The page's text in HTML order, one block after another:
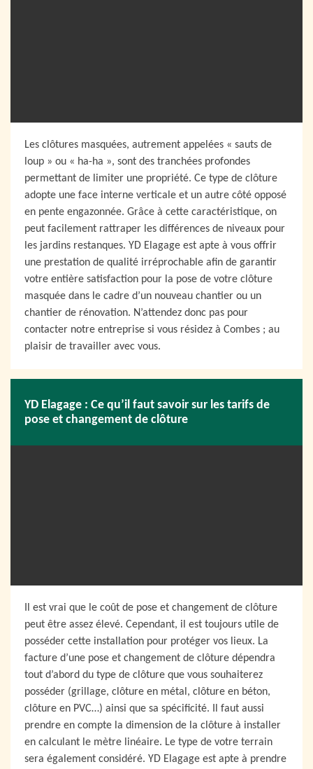
Les clôtures masquées, autrement appelées « sauts de
loup » ou « ha-ha », sont des tranchées profondes
permettant de limiter une propriété. Ce type de clôture
adopte une face interne verticale et un autre côté opposé
en pente engazonnée. Grâce à cette caractéristique, on
peut facilement rattraper les différences de niveaux pour
les jardins restanques. YD Elagage est apte à vous offrir
une prestation de qualité irréprochable afin de garantir
votre entière satisfaction pour la pose de votre clôture
masquée dans le cadre d’un nouveau chantier ou un
chantier de rénovation. N’attendez donc pas pour
contacter notre entreprise si vous résidez à Combes ; au
plaisir de travailler avec vous.
YD Elagage : Ce qu’il faut savoir sur les tarifs de
pose et changement de clôture
Il est vrai que le coût de pose et changement de clôture
peut être assez élevé. Cependant, il est toujours utile de
posséder cette installation pour protéger vos lieux. La
facture d’une pose et changement de clôture dépendra
tout d’abord du type de clôture que vous souhaiterez
posséder (grillage, clôture en métal, clôture en béton,
clôture en PVC…) ainsi que sa spécificité. Il faut aussi
prendre en compte la dimension de la clôture à installer
en calculant le mètre linéaire. Le type de votre terrain
sera également considéré. YD Elagage est apte à prendre